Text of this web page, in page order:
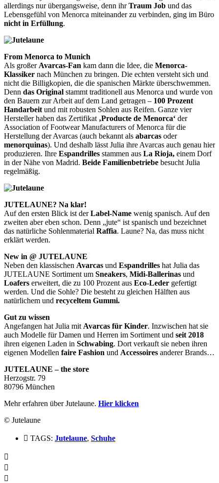
allerdings nur übergangsweise, denn ihrTraum Job und das
Lebensgefühl von Menorca miteinander zu verbinden, ging im Büro
nicht in Erfüllung.
From Menorca to Munich
Als großer Avarcas-Fan kam dann die Idee, die Menorca-
Klassiker nach München zu bringen. Die echten versteht sich und
nicht die Billigkopien, die die spanischen Märkte überschwemmen.
Denn das Original stammt traditionell aus Menorca und wurde von
den Bauern zur Arbeit auf dem Land getragen – 100 Prozent
Handarbeit und mit robusten Sohlen aus Reifen. Ganze vier
Hersteller haben das Zertifikat ‚Producte de Menorca‘ der
Association of Footwear Manufacturers of Menorca für die
Herstellung der Avarcas (auch bekannt als abarcas oder
menorquinas). Und deshalb lässt Julia ihre Avarcas auch genau hier
produzieren. Ihre Espandrilles stammen aus La Rioja, einem Dorf
in der Nähe von Madrid. Beide Familienbetriebe besucht Julia
regelmäßig.
JUTELAUNE? Na klar!
Auf den ersten Blick ist derLabel-Name wenig spanisch. Auf den
zweiten aber eben schon. Denn „jute“ ist spanisch und bezeichnet
das natürliche Sohlenmaterial Raffia. Laune? Na, das muss nicht
erklärt werden.
New in @ JUTELAUNE
Neben den klassischen Avarcas und Espandrilles hat Julia das
JUTELAUNE Sortiment um Sneakers, Midi-Ballerinas und
Loafers erweitert, die zu 100 Prozent aus Eco-Leder gefertigt
werden. Und die Sohle? Die besteht zu gleichen Hälften aus
natürlichem und recyceltem Gummi.
Gut zu wissen
Angefangen hat Julia mit Avarcas für Kinder. Inzwischen hat sie
auch Modelle für Damen und Herren im Sortiment und seit 2018
ihren eigenen Laden in Schwabing. Dort verkauft sie neben ihren
eigenen Modellen faire Fashion und Accessoires anderer Brands…
JUTELAUNE – the store
Herzogstr. 79
80796 München
Mehr erfahren über Jutelaune. Hier klicken
© Jutelaune
TAGS: Jutelaune, Schuhe